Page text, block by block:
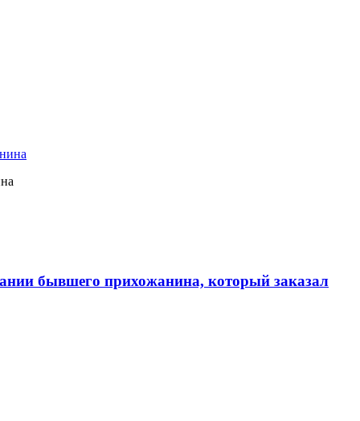
бывшего прихожанина, который заказал